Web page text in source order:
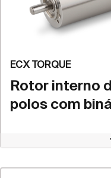
ECX TORQUE
Rotor interno
polos com